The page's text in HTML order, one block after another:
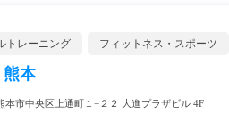
トレーニング フィットネス・スポーツ
本
本市中央区上通町１−２２ 大進プラザビル 4F